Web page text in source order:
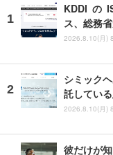
KDDI の
ス、総務
2026.8.10(月)
シミック
託してい
2026.8.10(月)
彼だけが